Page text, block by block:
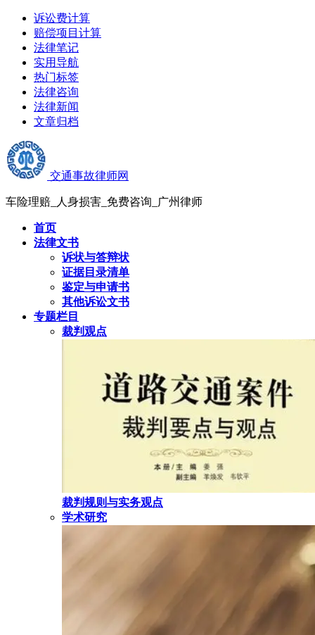
诉讼费计算
赔偿项目计算
法律笔记
实用导航
热门标签
法律咨询
法律新闻
文章归档
交通事故律师网
车险理赔_人身损害_免费咨询_广州律师
首页
法律文书
诉状与答辩状
证据目录清单
鉴定与申请书
其他诉讼文书
专题栏目
裁判观点
裁判规则与实务观点
学术研究